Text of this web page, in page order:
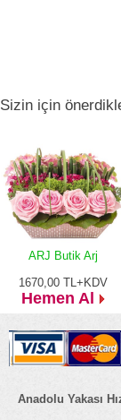
Sizin için
ARJ Butik Arj
1670,00 TL+KDV
Hemen Al
Anadolu Yakası